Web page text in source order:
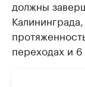
должны
переходах и 6